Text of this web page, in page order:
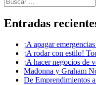
Entradas
¡A apagar
¡A rodar con estilo!
¡A hacer negocios de
Madonna y Graham
De Emprendimientos